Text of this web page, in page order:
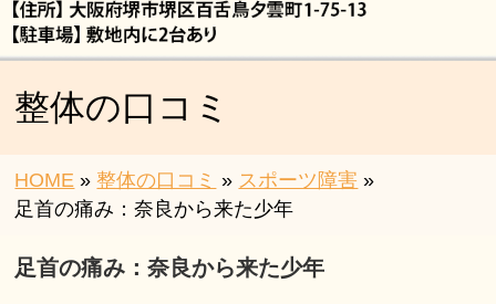
整体の口コミ
HOME » 整体の口コミ » スポーツ障害 »
足首の痛み：奈良から来た少年
足首の痛み：奈良から来た少年